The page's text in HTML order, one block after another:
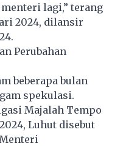
lagi,” terang
2024, dilansir
Perubahan
beberapa bulan
spekulasi.
Majalah Tempo
Luhut disebut